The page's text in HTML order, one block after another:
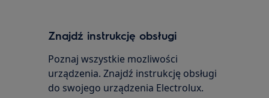
Znajdź instrukcję obsługi
Poznaj wszystkie mozliwości
urządzenia. Znajdź instrukcję obsługi
do swojego urządzenia Electrolux.